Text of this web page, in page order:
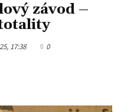
závod –
17:38 0